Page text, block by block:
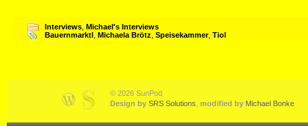
Interviews Michael's Interviews
Bauernmarktl Michaela Brötz Speisekammer, Tiol
© 2026 SunPod
Design by SRS Solutions modified by Michael Bonke